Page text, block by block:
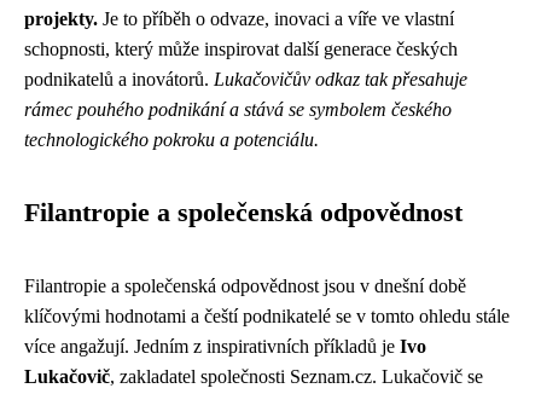
projekty. Je to příběh o odvaze, inovaci a víře ve vlastní
schopnosti, který může inspirovat další generace českých
podnikatelů a inovátorů. Lukačovičův odkaz tak přesahuje
rámec pouhého podnikání a stává se symbolem českého
technologického pokroku a potenciálu.
Filantropie a společenská odpovědnost
Filantropie a společenská odpovědnost jsou v dnešní době
klíčovými hodnotami a čeští podnikatelé se v tomto ohledu stále
více angažují. Jedním z inspirativních příkladů je Ivo
Lukačovič, zakladatel společnosti Seznam.cz. Lukačovič se